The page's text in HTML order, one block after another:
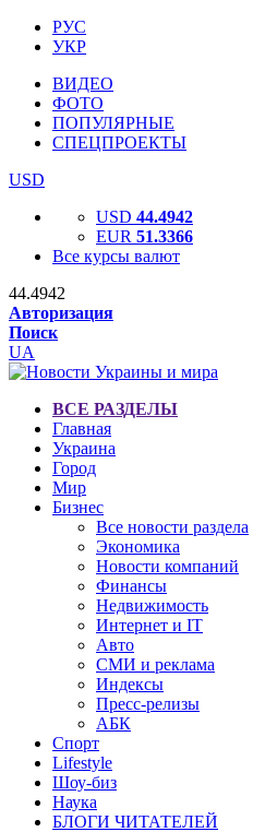
РУС
УКР
ВИДЕО
ФОТО
ПОПУЛЯРНЫЕ
СПЕЦПРОЕКТЫ
USD
USD 44.4942
EUR 51.3366
Все курсы валют
44.4942
Авторизация
Поиск
UA
ВСЕ РАЗДЕЛЫ
Главная
Украина
Город
Мир
Бизнес
Все новости раздела
Экономика
Новости компаний
Финансы
Недвижимость
Интернет и IT
Авто
СМИ и реклама
Индексы
Пресс-релизы
АБК
Спорт
Lifestyle
Шоу-биз
Наука
БЛОГИ ЧИТАТЕЛЕЙ